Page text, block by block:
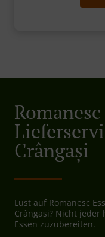
Crângași
Lust auf Romanesc
Crângași? Nicht jeder
Essen zuzubereiten.